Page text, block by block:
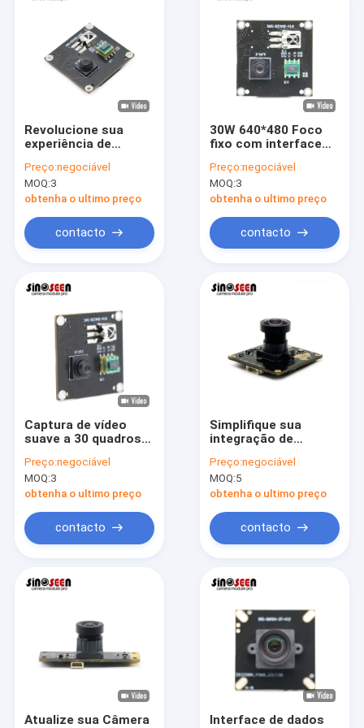
Vídeos
Show de RV
Controle de Qualidade
Fale Conosco
Todos os casos
Pedir um orçamento
Módulos da câmera do OEM
Revolucione sua
experiência de
com resolução de
640x480 com o
módulo de câmera
BF20A6 com sensor
CMOS de 1/10
Preço:negociável
MOQ:3
obtenha o ultimo preço
contacto
30W 640*480 Foco
fixo com interface
de 1/10 polegada
BF20A6 30FPS para
equipamento de
videoconferência
Preço:negociável
MOQ:3
obtenha o ultimo preço
contacto
Captura de vídeo
suave a 30 quadros
de câmera USB
Sinoseen BF20A6
para telefones de
Preço:negociável
MOQ:3
obtenha o ultimo preço
contacto
Simplifique sua
integração de
depuração de drivers
com Sinoseen USB
Camera Module Plug-
Technology
Preço:negociável
MOQ:5
obtenha o ultimo preço
contacto
Atualize sua Câmera
Interface de dados